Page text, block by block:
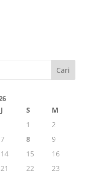
Cari
J S
M
1
2
7 8
9
14 15
16
21 22
23